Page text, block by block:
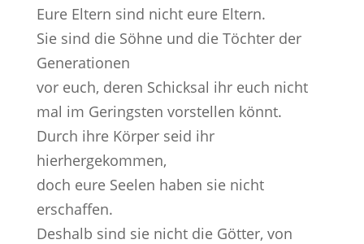
Eure Eltern sind nicht eure Eltern.
Sie sind die Söhne und die Töchter der
Generationen
vor euch, deren Schicksal ihr euch nicht
mal im Geringsten vorstellen könnt.
Durch ihre Körper seid ihr
hierhergekommen,
doch eure Seelen haben sie nicht
erschaffen.
Deshalb sind sie nicht die Götter, von